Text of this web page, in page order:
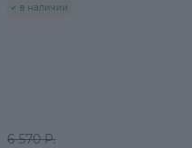
в наличии
6 570 Р.